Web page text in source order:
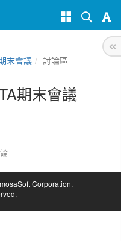
末會議 討論區
期末會議
Corporation.